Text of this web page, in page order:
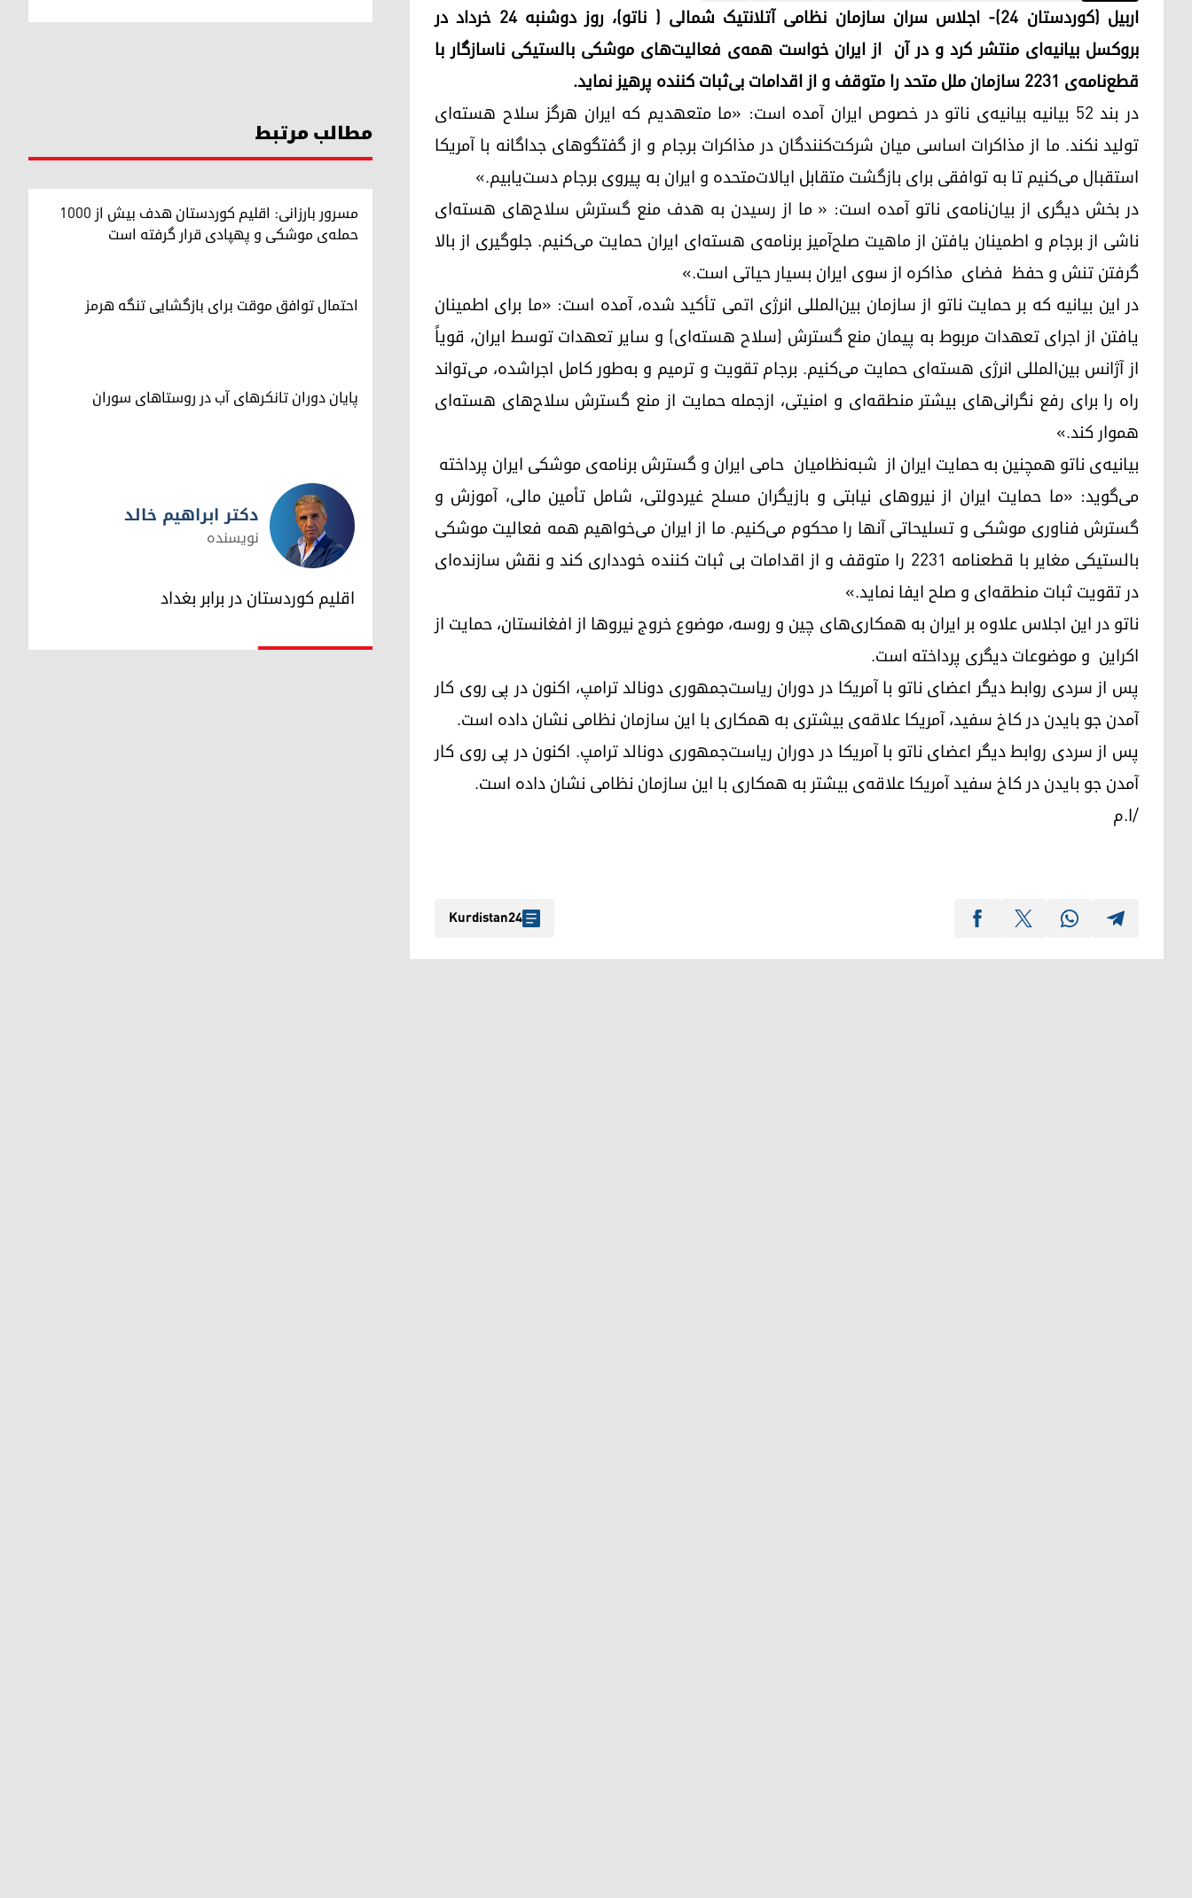
اربیل (کوردستان ۲۴)- اجلاس سران سازمان نظامی آتلانتیک شمالی ( ناتو)، روز دوشنبه ۲۴ خرداد در
بروکسل بیانیه‌ای منتشر کرد و در آن از ایران خواست همه‌ی فعالیت‌های موشکی بالستیکی ناسازگار با
قطع‌نامه‌ی ۲۲۳۱ سازمان ملل متحد را متوقف و از اقدامات بی‌ثبات کننده پرهیز نماید.
در بند ۵۲ بیانیه بیانیەی ناتو در خصوص ایران آمده است: «ما متعهدیم که ایران هرگز سلاح هسته‌ای
تولید نکند. ما از مذاکرات اساسی میان شرکت‌کنندگان در مذاکرات برجام و از گفتگوهای جداگانه با آمریکا
استقبال می‌کنیم تا به توافقی برای بازگشت متقابل ایالات‌متحده و ایران به پیروی برجام دست‌یابیم.»
در بخش دیگری از بیان‌نامه‌ی ناتو آمده است: « ما از رسیدن به هدف منع گسترش سلاح‌های هسته‌ای
ناشی از برجام و اطمینان یافتن از ماهیت صلح‌آمیز برنامه‌ی هسته‌ای ایران حمایت می‌کنیم. جلوگیری از بالا
گرفتن تنش و حفظ فضای مذاکره از سوی ایران بسیار حیاتی است.»
در این بیانیە کە بر حمایت ناتو از سازمان بین‌المللی انرژی اتمی تأکید شدە، آمده است: «ما برای اطمینان
یافتن از اجرای تعهدات مربوط به پیمان منع گسترش (سلاح هستەای) و سایر تعهدات توسط ایران، قویاً
از آژانس بین‌المللی انرژی هسته‌ای حمایت می‌کنیم. برجام تقویت و ترمیم و به‌طور کامل اجراشده، می‌تواند
راه را برای رفع نگرانی‌های بیشتر منطقه‌ای و امنیتی، ازجمله حمایت از منع گسترش سلاح‌های هسته‌ای
هموار کند.»
بیانیەی ناتو همچنین بە حمایت ایران از شبه‌نظامیان حامی ایران و گسترش برنامه‌ی موشکی ایران پرداخته
می‌گوید: «ما حمایت ایران از نیروهای نیابتی و بازیگران مسلح غیردولتی، شامل تأمین مالی، آموزش و
گسترش فناوری موشکی و تسلیحاتی آنها را محکوم می‌کنیم. ما از ایران می‌خواهیم همه فعالیت موشکی
بالستیکی مغایر با قطعنامه ۲۲۳۱ را متوقف و از اقدامات بی ثبات کننده خودداری کند و نقش سازنده‌ای
در تقویت ثبات منطقه‌ای و صلح ایفا نماید.»
ناتو در این اجلاس علاوه بر ایران بە همکاری‌های چین و روسە، موضوع خروج نیروها از افغانستان، حمایت از
اکراین و موضوعات دیگری پرداخته است.
پس از سردی روابط دیگر اعضای ناتو با آمریکا در دوران ریاست‌جمهوری دونالد ترامپ، اکنون در پی روی کار
آمدن جو بایدن در کاخ سفید، آمریکا علاقه‌ی بیشتر‌ی بە همکاری با این سازمان نظامی نشان داده است.
پس از سردی روابط دیگر اعضای ناتو با آمریکا در دوران ریاست‌جمهوری دونالد ترامپ. اکنون در پی روی کار
آمدن جو بایدن در کاخ سفید آمریکا علاقه‌ی بیشتر بە همکاری با این سازمان نظامی نشان داده است.
/ا.م
Kurdistan24
مطالب مرتبط
مسرور بارزانی: اقلیم کوردستان هدف بیش از ۱۰۰۰
حمله‌ی موشکی و پهپادی قرار گرفته است
احتمال توافق موقت برای بازگشایی تنگه هرمز
پایان دوران تانکرهای آب در روستاهای سوران
دکتر ابراهیم خالد
دکتر ابراهیم خالد
نویسنده
اقلیم کوردستان در برابر بغداد